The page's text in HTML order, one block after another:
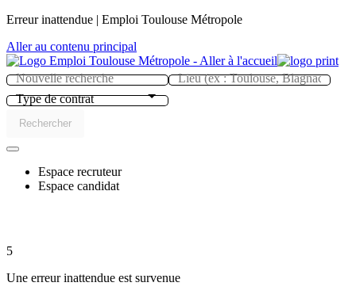
Erreur inattendue | Emploi Toulouse Métropole
Aller au contenu principal
Type de contrat
Rechercher
Espace recruteur
Espace candidat
5
Une erreur inattendue est survenue